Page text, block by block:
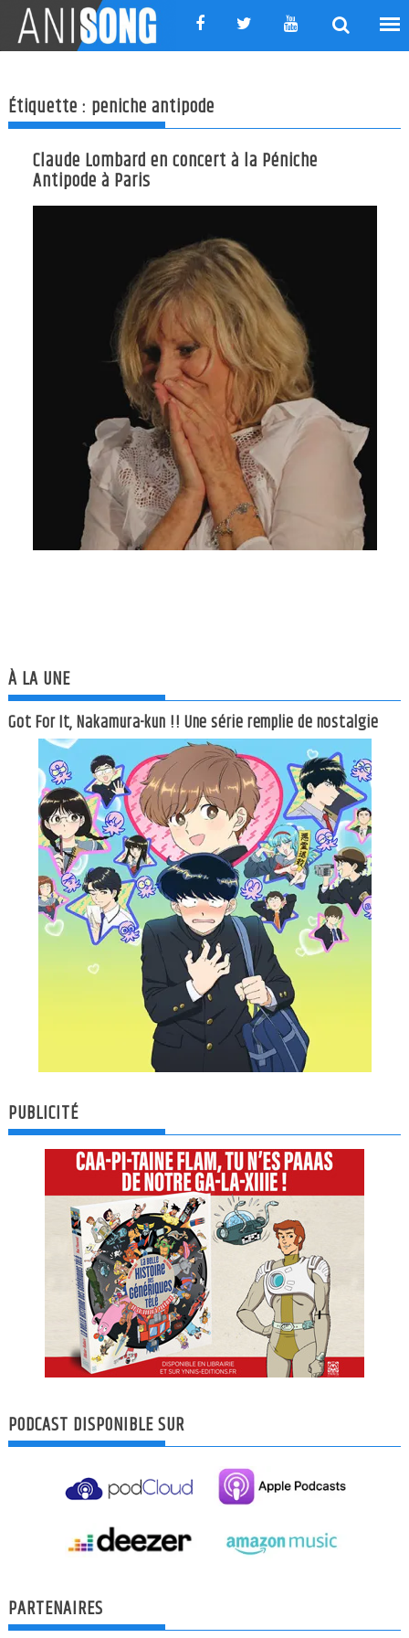
content
Étiquette : peniche antipode
Claude Lombard en concert à la Péniche
Antipode à Paris
À LA UNE
Got For It, Nakamura-kun !! Une série remplie de nostalgie
PUBLICITÉ
PODCAST DISPONIBLE SUR
PARTENAIRES